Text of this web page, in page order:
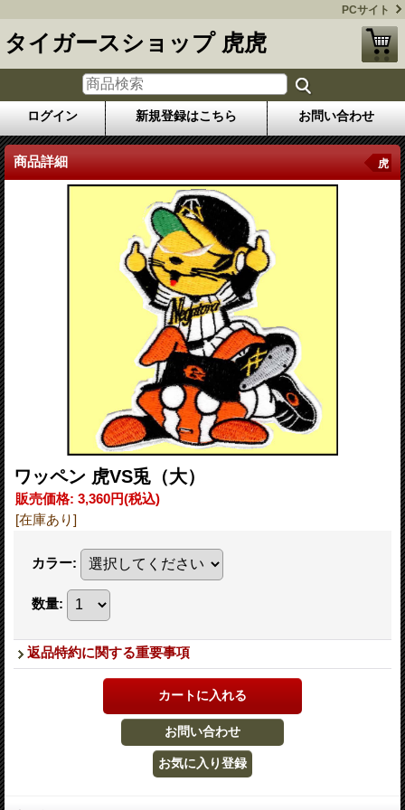
PCサイト
タイガースショップ 虎虎
ログイン 新規登録はこちら お問い合わせ
商品詳細 虎
ワッペン 虎VS兎（大）
販売価格: 3,360円(税込)
[在庫あり]
カラー:
数量:
返品特約に関する重要事項